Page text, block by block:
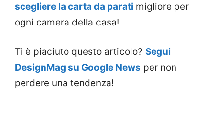
scegliere la carta da parati migliore per
ogni camera della casa!
Ti è piaciuto questo articolo? Segui
DesignMag su Google News per non
perdere una tendenza!